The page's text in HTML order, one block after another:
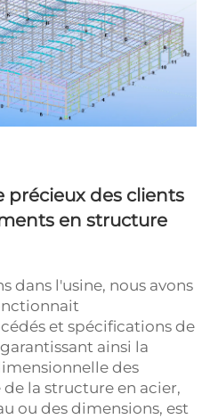
précieux des clients
en structure
dans l'usine, nous avons
et spécifications de
ainsi la
des
la structure en acier,
ou des dimensions, est